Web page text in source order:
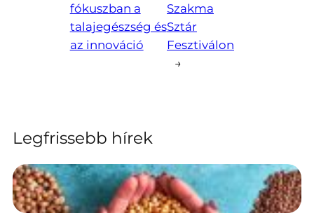
fókuszban a
talajegészség és
az innováció
Szakma
Sztár
Fesztiválon
→
Legfrissebb hírek